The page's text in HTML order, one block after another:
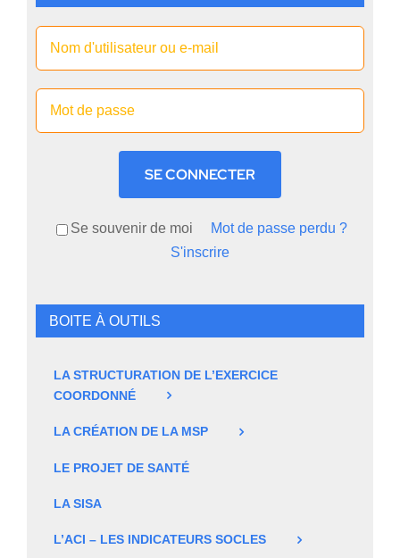
SE CONNECTER
Se souvenir de moi
Mot de passe perdu ?
S'inscrire
BOITE À OUTILS
LA STRUCTURATION DE L’EXERCICE
COORDONNÉ
LA CRÉATION DE LA MSP
LE PROJET DE SANTÉ
LA SISA
L’ACI – LES INDICATEURS SOCLES